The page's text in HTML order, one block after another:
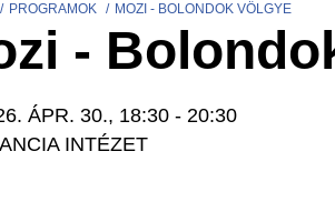
PROGRAMOK MOZI - BOLONDOK VÖLGYE
-
ÁPR. 30., 18:30 - 20:30
INTÉZET